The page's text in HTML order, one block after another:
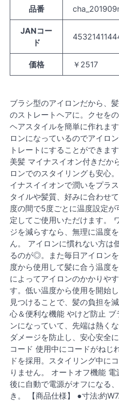
品番
JANコー
ド
価格 ￥2517
ブラシ型のアイロンだから、
のストレートヘアに。クセを
ヘアスタイルを簡単に作れま
ロンになっているのでアイロ
トレートにすることができま
美髪 マイナスイオン付きだか
ロンでのスタイリングも安心
イナスイイオンで潤いをプラ
タイルや髪質、好みに合わせ
度の間で5度ごとに温度設定
定してご使用いただけます。
ジを減らすなら、無理に温度
ん。 アイロンに慣れない方は
るのが◎。また毎日アイロン
度から使用して髪に合う温度
によってアイロンのかかりや
す。低い温度から使用を開始
見つけることで、髪の負担を
心＆便利な機能 やけど防止 ブ
ンになっていて、先端は熱く
ダメージを防止し、安心安全
コード 使用中にコードがねじ
ドを採用。スタイリング中に
りません。 オートオフ機能
後に自動で電源がオフになる
き。 【商品仕様】 ●寸法:約